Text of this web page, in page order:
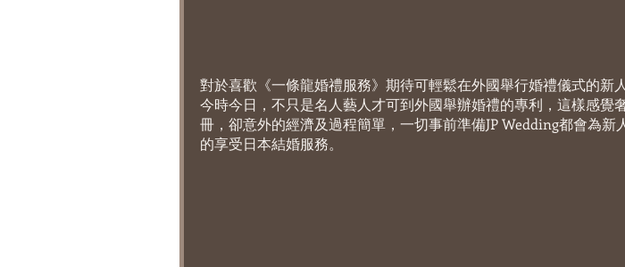
對於喜歡《一條龍婚禮服務》期待可輕鬆在外國舉行婚禮儀式的新
今時今日，不只是名人藝人才可到外國舉辦婚禮的專利，這樣感覺
冊，卻意外的經濟及過程簡單，一切事前準備JP Wedding都會為新
的享受日本結婚服務。